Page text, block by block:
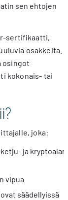
sen ehtojen
sertifikaatti,
osakkeita.
osingot
kokonais- tai
joka:
ja kryptoalan
vipua
säädellyissä